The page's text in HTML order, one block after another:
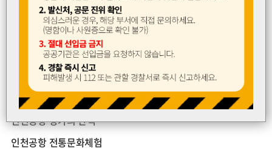
2 3 4 5 6
공연 체험
2026 이달의 방문코스 여름(6~8월) 프로그램 안내
인천공항 전통예술공연
인천공항 왕가의 산책
인천공항 전통문화체험